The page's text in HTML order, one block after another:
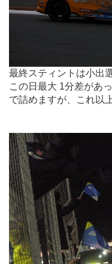
最終スティントは小出選
この日最大 1分差があ
で詰めますが、これ以